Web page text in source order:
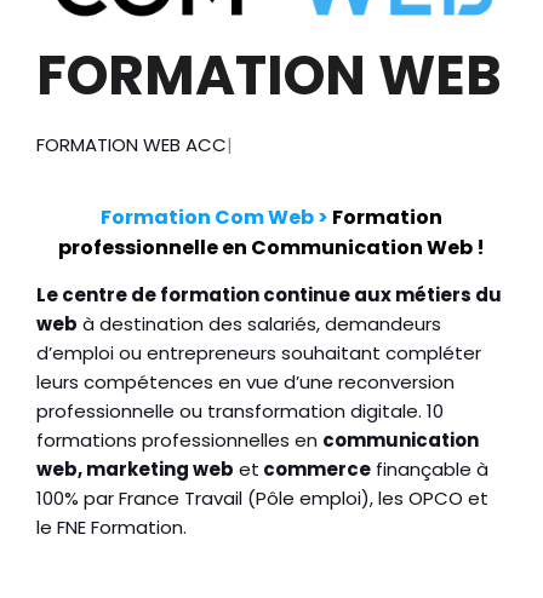
FORMATION WEB
FORMATION WEB ACCESIBLE (100%)
Formation Com Web > Formation
professionnelle en Communication Web !
Le centre de formation continue aux métiers du
web à destination des salariés, demandeurs
d’emploi ou entrepreneurs souhaitant compléter
leurs compétences en vue d’une reconversion
professionnelle ou transformation digitale. 10
formations professionnelles en communication
web, marketing web et commerce finançable à
100% par France Travail (Pôle emploi), les OPCO et
le FNE Formation.